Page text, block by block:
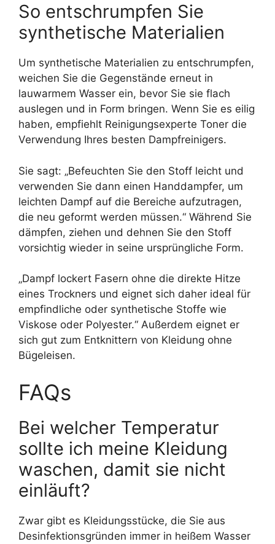
So entschrumpfen Sie
synthetische Materialien
Um synthetische Materialien zu entschrumpfen,
weichen Sie die Gegenstände erneut in
lauwarmem Wasser ein, bevor Sie sie flach
auslegen und in Form bringen. Wenn Sie es eilig
haben, empfiehlt Reinigungsexperte Toner die
Verwendung Ihres besten Dampfreinigers.
Sie sagt: „Befeuchten Sie den Stoff leicht und
verwenden Sie dann einen Handdampfer, um
leichten Dampf auf die Bereiche aufzutragen,
die neu geformt werden müssen.“ Während Sie
dämpfen, ziehen und dehnen Sie den Stoff
vorsichtig wieder in seine ursprüngliche Form.
„Dampf lockert Fasern ohne die direkte Hitze
eines Trockners und eignet sich daher ideal für
empfindliche oder synthetische Stoffe wie
Viskose oder Polyester.“ Außerdem eignet er
sich gut zum Entknittern von Kleidung ohne
Bügeleisen.
FAQs
Bei welcher Temperatur
sollte ich meine Kleidung
waschen, damit sie nicht
einläuft?
Zwar gibt es Kleidungsstücke, die Sie aus
Desinfektionsgründen immer in heißem Wasser